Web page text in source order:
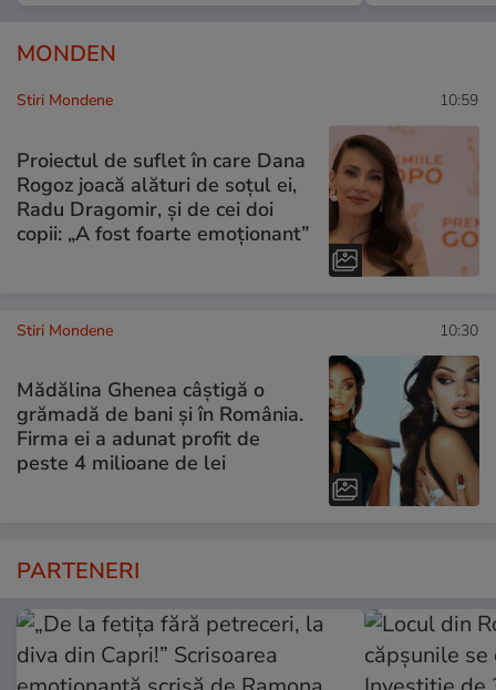
MONDEN
Stiri Mondene 10:59
Proiectul de suflet în care Dana
Rogoz joacă alături de soțul ei,
Radu Dragomir, și de cei doi
copii: „A fost foarte emoționant”
Stiri Mondene 10:30
Mădălina Ghenea câștigă o
grămadă de bani și în România.
Firma ei a adunat profit de
peste 4 milioane de lei
PARTENERI